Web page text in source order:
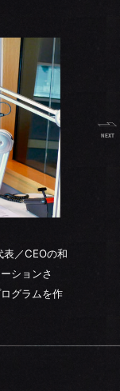
／CEOの和
ションさ
グラムを作
NEXT